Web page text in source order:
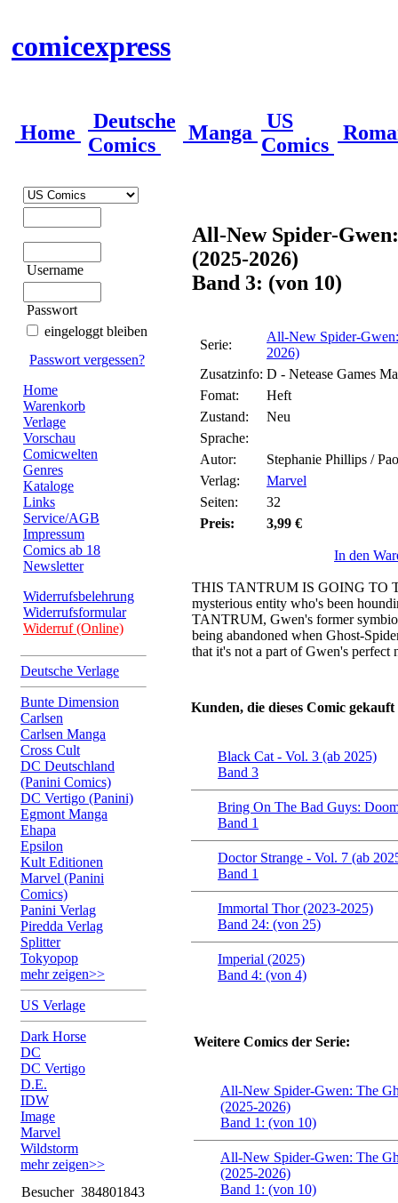
comicexpress
Home
Deutsche
Comics
Manga
US
Comics
Username
Passwort
eingeloggt bleiben
Passwort vergessen?
Home
Warenkorb
Verlage
Vorschau
Comicwelten
Genres
Kataloge
Links
Service/AGB
Impressum
Comics ab 18
Newsletter
Widerrufsbelehrung
Widerrufsformular
Widerruf (Online)
Deutsche Verlage
Bunte Dimension
Carlsen
Carlsen Manga
Cross Cult
DC Deutschland
(Panini Comics)
DC Vertigo (Panini)
Egmont Manga
Ehapa
Epsilon
Kult Editionen
Marvel (Panini
Comics)
Panini Verlag
Piredda Verlag
Splitter
Tokyopop
mehr zeigen>>
US Verlage
Dark Horse
DC
DC Vertigo
D.E.
IDW
Image
Marvel
Wildstorm
mehr zeigen>>
Besucher 384801843
All-New Spider-
(2025-2026)
Band 3: (von 10)
Serie:
All-New Spider-
2026)
Zusatzinfo: D - Netease Games
Fomat:
Heft
Zustand:
Neu
Sprache:
Autor:
Stephanie Phillips /
Verlag:
Marvel
Seiten:
32
Preis:
3,99 €
In den
THIS TANTRUM IS GOING TO
mysterious entity who's been
TANTRUM, Gwen's former
being abandoned when Ghost-
that it's not a part of Gwen's perfect
Kunden, die dieses Comic
Black Cat - Vol. 3 (ab 2025)
Band 3
Bring On The Bad Guys:
Band 1
Doctor Strange - Vol. 7 (ab
Band 1
Immortal Thor (2023-2025)
Band 24: (von 25)
Imperial (2025)
Band 4: (von 4)
Weitere Comics der Serie:
All-New Spider-Gwen: The
(2025-2026)
Band 1: (von 10)
All-New Spider-Gwen: The
(2025-2026)
Band 1: (von 10)